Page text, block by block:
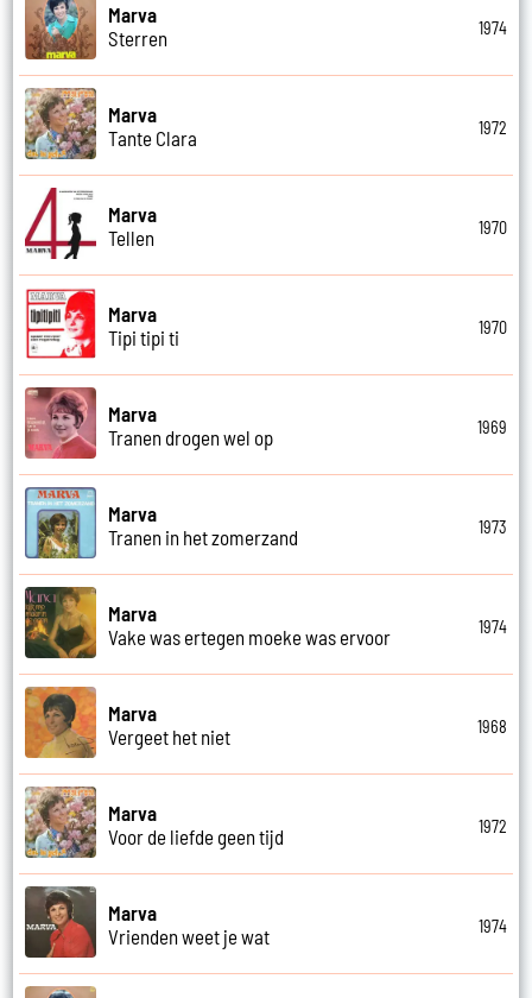
Marva
Sterren
1974
Marva
Tante Clara
1972
Marva
Tellen
1970
Marva
Tipi tipi ti
1970
Marva
Tranen drogen wel op
1969
Marva
Tranen in het zomerzand
1973
Marva
Vake was ertegen moeke was ervoor
1974
Marva
Vergeet het niet
1968
Marva
Voor de liefde geen tijd
1972
Marva
Vrienden weet je wat
1974